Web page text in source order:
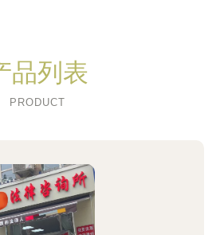
品列表
PRODUCT